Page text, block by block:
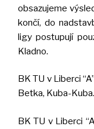
obsazujeme
končí, do
ligy postupují
Kladno.
BK TU v Liberci
Betka, Kuba-
BK TU v Liberci